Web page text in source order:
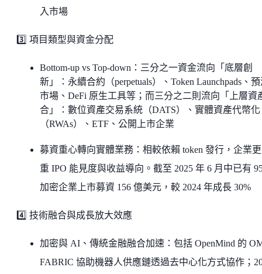
入市場
3️⃣ 項目類型與資金分配
Bottom‑up vs Top‑down：三分之一資金流向「底層創
新」：永續合約（perpetuals）、Token Launchpads、
市場、DeFi 原生工具等；而三分之二則流向「上層資
合」：數位資產交易系統（DATS）、實體資產代幣化
（RWAs）、ETF、公開上市企業
募資重心轉向實體業務：相較依賴 token 發行，企業
重 IPO 能見度與收益導向。截至 2025 年 6 月中已有
加密企業上市募資 156 億美元，較 2024 年成長 30%
4️⃣ 技術融合與成長放大效應
加密與 AI、傳統金融融合加速：包括 OpenMind 的
FABRIC 協助機器人供應鏈透過去中心化方式協作；